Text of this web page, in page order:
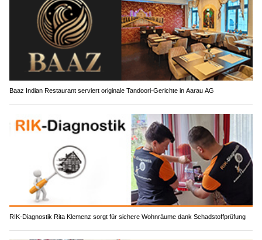
Baaz Indian Restaurant serviert originale Tandoori-Gerichte in Aarau AG
RIK-Diagnostik Rita Klemenz sorgt für sichere Wohnräume dank Schadstoffprüfung